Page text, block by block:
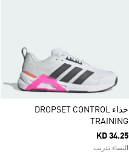
حذاء DROPSET CONTROL
TRAINING
KD 34.25
النساء تدريب